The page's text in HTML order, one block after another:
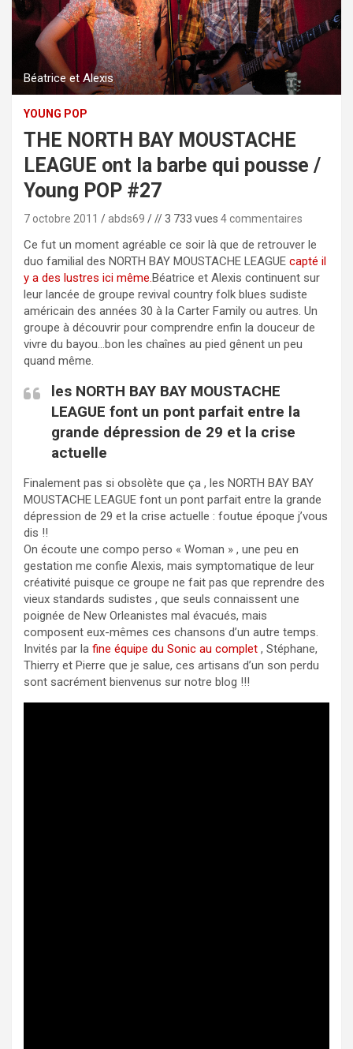
Béatrice et Alexis
YOUNG POP
THE NORTH BAY MOUSTACHE
LEAGUE ont la barbe qui pousse /
Young POP #27
7 octobre 2011 abds69 // 3 733 vues 4 commentaires
Ce fut un moment agréable ce soir là que de retrouver le
duo familial des NORTH BAY MOUSTACHE LEAGUE capté il
y a des lustres ici même.Béatrice et Alexis continuent sur
leur lancée de groupe revival country folk blues sudiste
américain des années 30 à la Carter Family ou autres. Un
groupe à découvrir pour comprendre enfin la douceur de
vivre du bayou…bon les chaînes au pied gênent un peu
quand même.
les NORTH BAY BAY MOUSTACHE
LEAGUE font un pont parfait entre la
grande dépression de 29 et la crise
actuelle
Finalement pas si obsolète que ça , les NORTH BAY BAY
MOUSTACHE LEAGUE font un pont parfait entre la grande
dépression de 29 et la crise actuelle : foutue époque j’vous
dis !!
On écoute une compo perso « Woman » , une peu en
gestation me confie Alexis, mais symptomatique de leur
créativité puisque ce groupe ne fait pas que reprendre des
vieux standards sudistes , que seuls connaissent une
poignée de New Orleanistes mal évacués, mais
composent eux-mêmes ces chansons d’un autre temps.
Invités par la fine équipe du Sonic au complet , Stéphane,
Thierry et Pierre que je salue, ces artisans d’un son perdu
sont sacrément bienvenus sur notre blog !!!